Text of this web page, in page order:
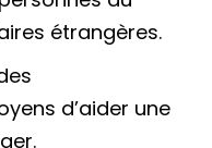
étrangères.
d’aider une